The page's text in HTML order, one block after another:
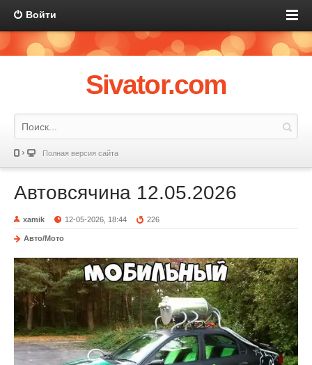
Войти
Sivator.com
Полная версия сайта
Автовсячина 12.05.2026
xamik 12-05-2026, 18:44 226
Авто/Мото